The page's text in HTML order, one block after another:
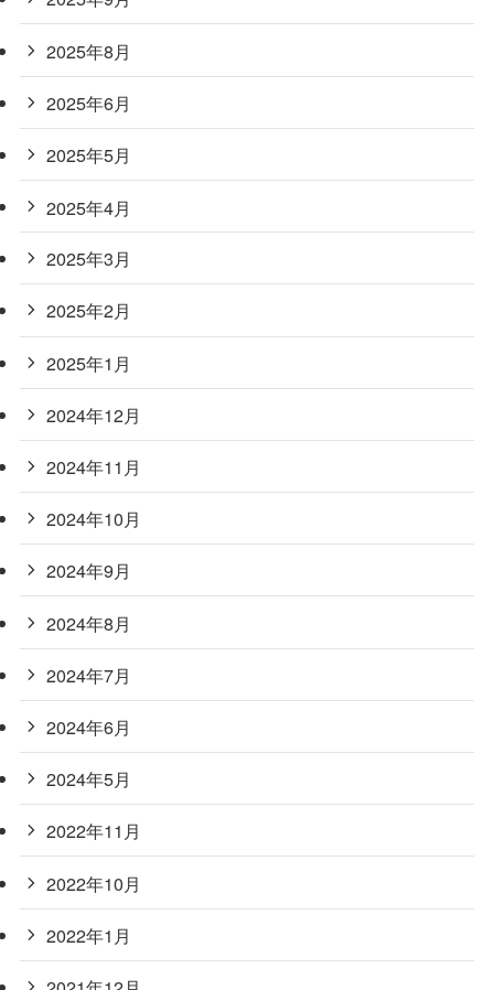
2025年8月
2025年6月
2025年5月
2025年4月
2025年3月
2025年2月
2025年1月
2024年12月
2024年11月
2024年10月
2024年9月
2024年8月
2024年7月
2024年6月
2024年5月
2022年11月
2022年10月
2022年1月